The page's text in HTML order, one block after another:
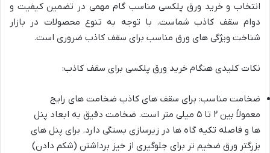
انتخاب و خرید ورق پلکسی مناسب گام مهمی در تضمین کیفیت و
دوام سقف کاذب شماست. با توجه به تنوع محصولات در بازار
شناخت ویژگی های ورق مناسب برای سقف کاذب ضروری است.
نکات کلیدی هنگام خرید ورق پلکسی برای سقف کاذب:
ضخامت مناسب: برای سقف های کاذب ضخامت های رایج
معمولاً بین ۲ تا ۵ میلی متر است. ضخامت دقیق به ابعاد پنل
ها و فاصله تکیه گاه ها در زیرسازی بستگی دارد. برای پنل های
بزرگتر ورق ضخیم تر برای جلوگیری از خیز برداشتن (شکم دادن)